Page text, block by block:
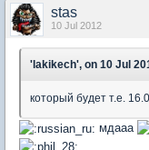
stas
10 Jul 2012
'lakikech', on 10 Jul
который будет т.е.
мдааа